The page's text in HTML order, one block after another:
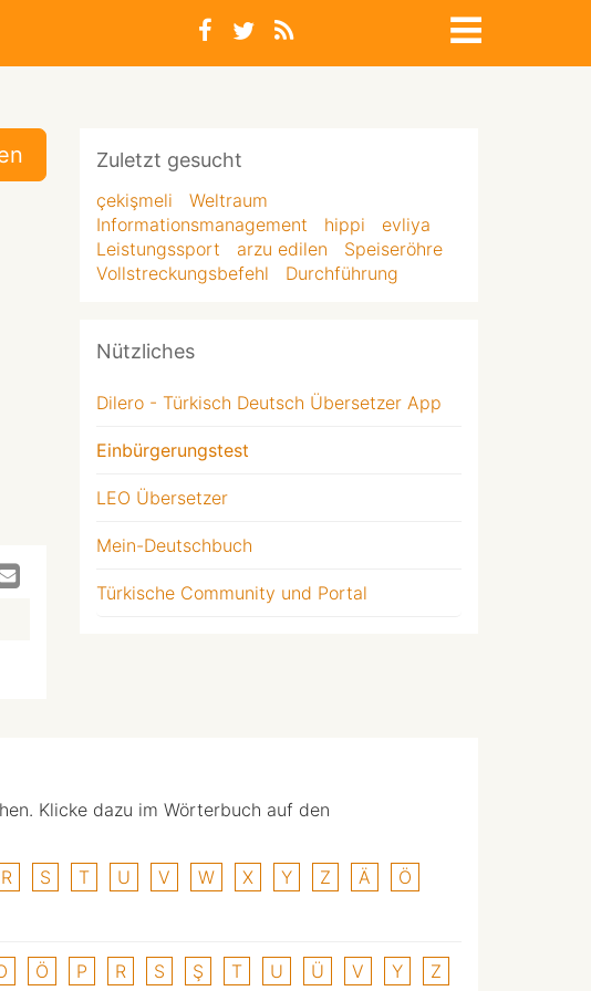
Zuletzt gesucht
çekişmeli
Weltraum
Informationsmanagement
hippi
evliya
Leistungssport
arzu edilen
Speiseröhre
Vollstreckungsbefehl
Durchführung
Nützliches
Dilero - Türkisch Deutsch Übersetzer App
Einbürgerungstest
LEO Übersetzer
Mein-Deutschbuch
Türkische Community und Portal
Klicke dazu im Wörterbuch auf den
R S T U V W X Y Z Ä
Ö
Ö P R S Ş T U Ü V Y Z